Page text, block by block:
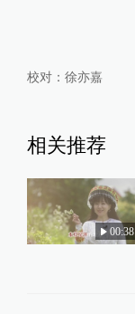
校对： 徐亦嘉
相关推荐
00:38